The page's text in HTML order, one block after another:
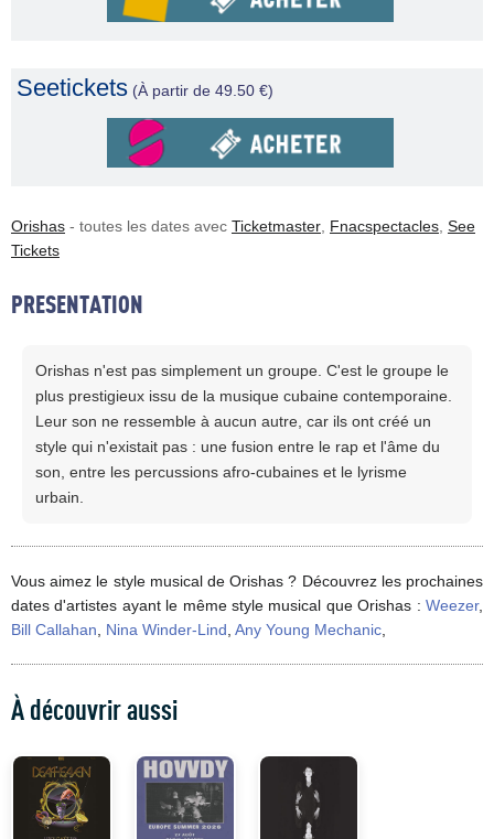
Seetickets (À partir de 49.50 €)
Orishas - toutes les dates avec Ticketmaster, Fnacspectacles, See
Tickets
PRESENTATION
Orishas n'est pas simplement un groupe. C'est le groupe le
plus prestigieux issu de la musique cubaine contemporaine.
Leur son ne ressemble à aucun autre, car ils ont créé un
style qui n'existait pas : une fusion entre le rap et l'âme du
son, entre les percussions afro-cubaines et le lyrisme
urbain.
Vous aimez le style musical de Orishas ? Découvrez les prochaines
dates d'artistes ayant le même style musical que Orishas : Weezer,
Bill Callahan, Nina Winder-Lind, Any Young Mechanic,
À découvrir aussi